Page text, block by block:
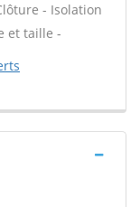
- Isolation
et taille -